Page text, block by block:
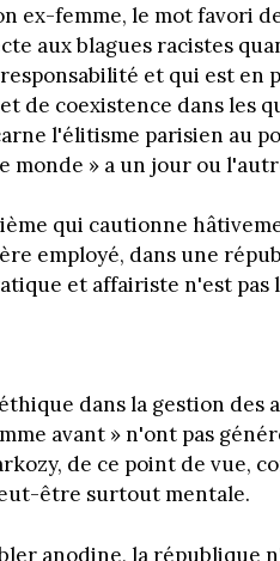
ex-femme, le mot favori
aux blagues racistes
et qui est en
de coexistence dans les
l'élitisme parisien au
monde » a un jour ou
qui cautionne
employé, dans une
et affairiste n'est pas
dans la gestion des
avant » n'ont pas
de ce point de vue,
être surtout mentale.
anodine, la république